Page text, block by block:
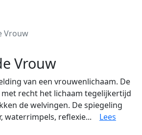
Vrouw
Vrouw
van een vrouwenlichaam. De
recht het lichaam tegelijkertijd
de welvingen. De spiegeling
waterrimpels, reflexie...
Lees